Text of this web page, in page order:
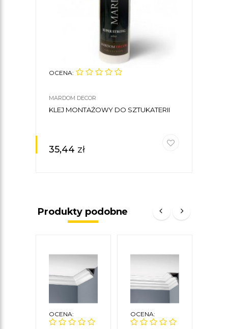
OCENA:
MARDOM DECOR
KLEJ MONTAŻOWY DO SZTUKATERII
35,44 zł
Produkty podobne
OCENA: OCENA: